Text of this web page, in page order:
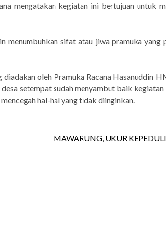
mengatakan kegiatan ini bertujuan untuk
sifat atau jiwa pramuka yang
oleh Pramuka Racana Hasanuddin
setempat sudah menyambut baik
hal-hal yang tidak diinginkan.
MAWARUNG, UKUR